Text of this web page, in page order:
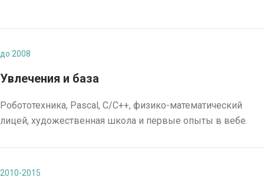
до 2008
Увлечения и база
Робототехника, Pascal, C/C++, физико-математический
лицей, художественная школа и первые опыты в вебе.
2010-2015